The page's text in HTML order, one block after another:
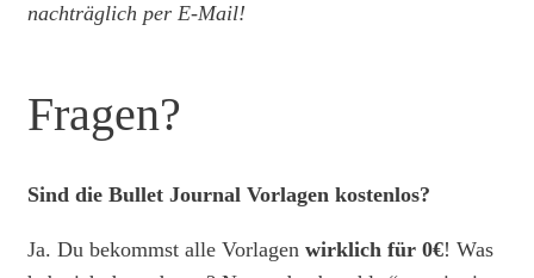
nachträglich per E-Mail!
Fragen?
Sind die Bullet Journal Vorlagen kostenlos?
Ja. Du bekommst alle Vorlagen wirklich für 0€! Was